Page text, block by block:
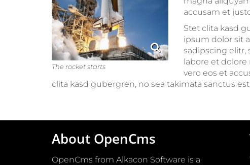
The rocket starts
accusam et
Stet clita kasd
ipsum dolor sit
sadipscing
labore et dolore
vero eos et
clita kasd gubergren, no sea takimata sanctus
About OpenCms
OpenCms from Alkacon Software is a